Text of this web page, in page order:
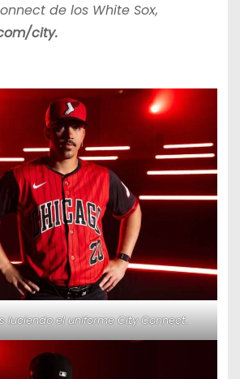
de los White Sox,
city.
luciendo el uniforme City Connect.